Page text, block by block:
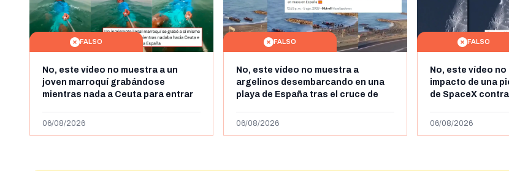
FALSO
No, este vídeo no muestra a un
joven marroquí grabándose
mientras nada a Ceuta para entrar
más de 450km de Ceuta y el autor lo
06/08/2026
FALSO
No, este vídeo no muestra a
argelinos desembarcando en una
playa de España tras el cruce de
de julio de 2026: son imágenes de
06/08/2026
FALSO
No, este vídeo no
impacto de una
de SpaceX
menos abril de
06/08/2026